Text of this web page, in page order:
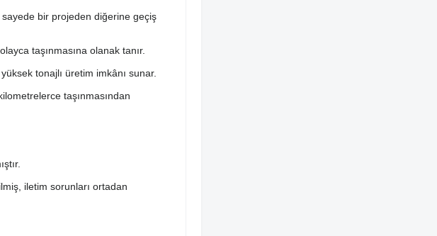
sayede bir projeden diğerine geçiş
taşınmasına olanak tanır.
tonajlı üretim imkânı sunar.
taşınmasından
iletim sorunları ortadan